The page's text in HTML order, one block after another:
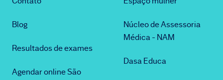
Blog
Resultados de exames
Agendar online São
Núcleo de Assessoria
Médica - NAM
Dasa Educa